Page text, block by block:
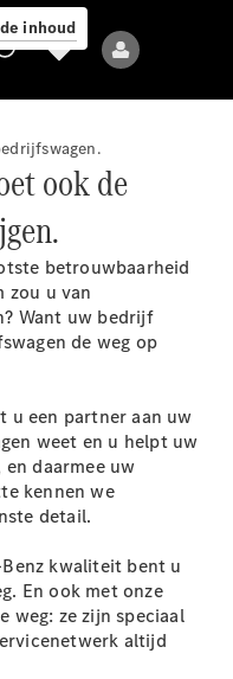
inhoud
ook de
betrouwbaarheid
zou u van
Want uw bedrijf
de weg op
u een partner aan uw
weet en u helpt uw
daarmee uw
kennen we
detail.
kwaliteit bent u
En ook met onze
weg: ze zijn speciaal
altijd